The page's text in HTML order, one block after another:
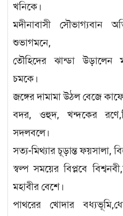
খনিকে।
মদীনাবাসী সৌভাগ্যবান
শুভাগমনে,
তৌহিদের ঝান্ডা উড়ালেন
চমকে।
জঙ্গের দামামা উঠল বেজে
বদর, ওহুদ, খন্দকের
সদলবলে।
সত্য-মিথ্যার চূড়ান্ত ফয়সালা,
স্বল্প সময়ের বিপ্লবে
মহাবীর বেশে।
পাথরের খোদার